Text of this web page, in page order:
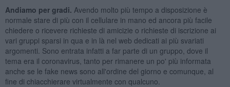
Andiamo per gradi. Avendo molto più tempo a disposizione è
normale stare di più con il cellulare in mano ed ancora più facile
chiedere o ricevere richieste di amicizie o richieste di iscrizione ai
vari gruppi sparsi in qua e in là nel web dedicati ai più svariati
argomenti. Sono entrata infatti a far parte di un gruppo, dove il
tema era il coronavirus, tanto per rimanere un po' più informata
anche se le fake news sono all'ordine del giorno e comunque, al
fine di chiacchierare virtualmente con qualcuno.